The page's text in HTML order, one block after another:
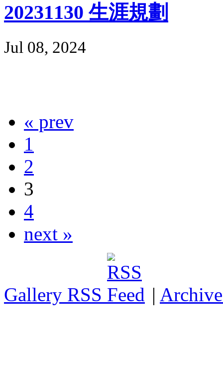
20231130 生涯規劃
Jul 08, 2024
« prev
1
2
3
4
next »
Gallery RSS |